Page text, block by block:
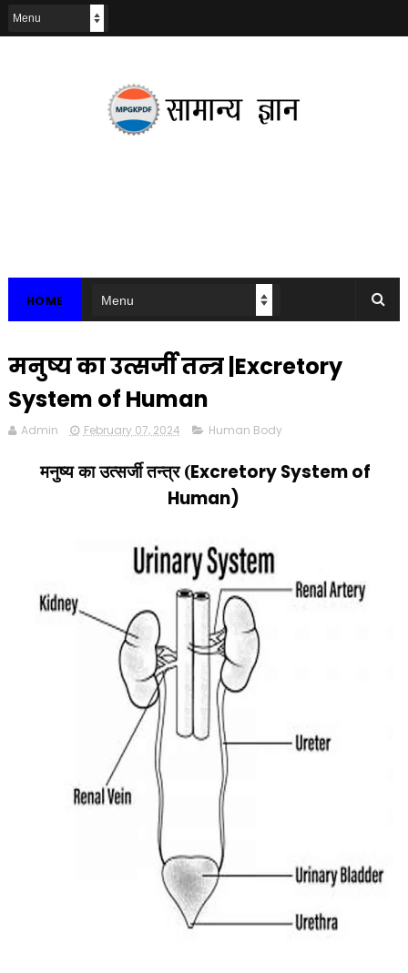
HOME
मनुष्य का उत्सर्जी तन्त्र |Excretory
System of Human
Admin February 07, 2024 Human Body
मनुष्य का उत्सर्जी तन्त्र (Excretory System of
Human)